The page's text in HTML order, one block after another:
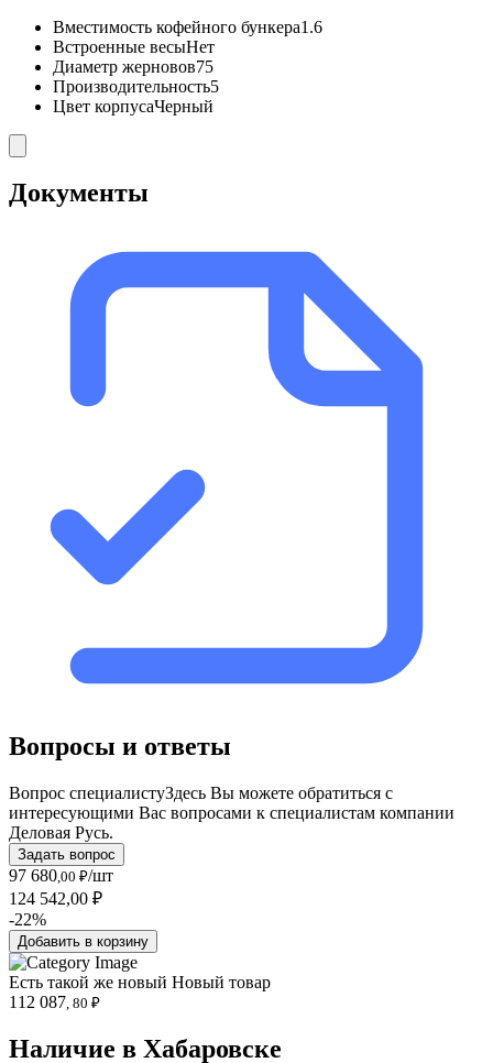
Вместимость кофейного бункера1.6
Встроенные весыНет
Диаметр жерновов75
Производительность5
Цвет корпусаЧерный
Документы
Вопросы и ответы
Вопрос специалистуЗдесь Вы можете обратиться с
интересующими Вас вопросами к специалистам компании
Деловая Русь.
Задать вопрос
97 680,00 ₽/шт
124 542,00 ₽
-22%
Добавить в корзину
Есть такой же новый Новый товар
112 087, 80 ₽
Наличие в Хабаровскe